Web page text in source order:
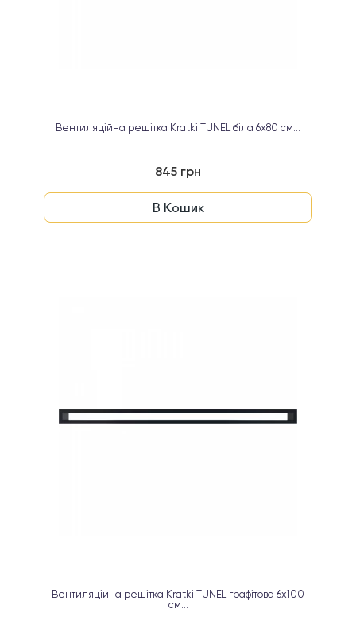
Вентиляційна решітка Kratki TUNEL біла 6х80 см...
845 грн
В Кошик
Вентиляційна решітка Kratki TUNEL графітова 6х100
см...